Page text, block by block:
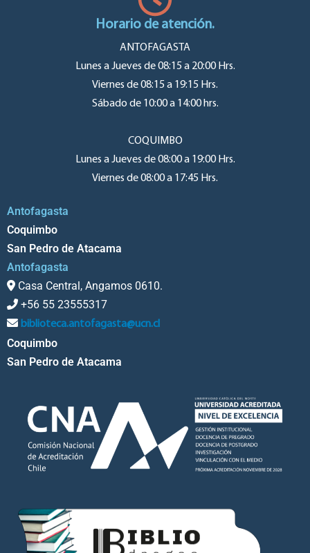
Horario de atención.
ANTOFAGASTA
Lunes a Jueves de 08:15 a 20:00 Hrs.
Viernes de 08:15 a 19:15 Hrs.
Sábado de 10:00 a 14:00 hrs.
COQUIMBO
Lunes a Jueves de 08:00 a 19:00 Hrs.
Viernes de 08:00 a 17:45 Hrs.
Antofagasta
Coquimbo
San Pedro de Atacama
Antofagasta
Casa Central, Angamos 0610.
+56 55 23555317
biblioteca.antofagasta@ucn.cl
Coquimbo
San Pedro de Atacama